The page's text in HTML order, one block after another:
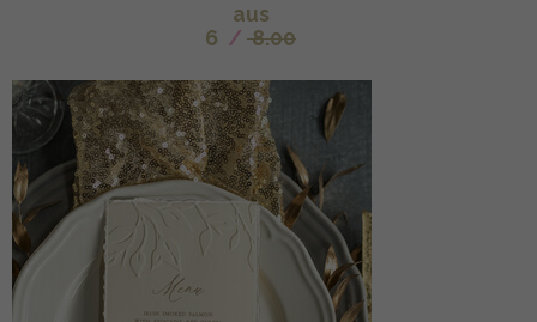
aus
6 / 8.00